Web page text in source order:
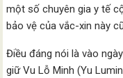
một số chuyên gia y tế
bảo vệ của vắc-xin này
Điều đáng nói là vào
giữ Vu Lỗ Minh (Yu